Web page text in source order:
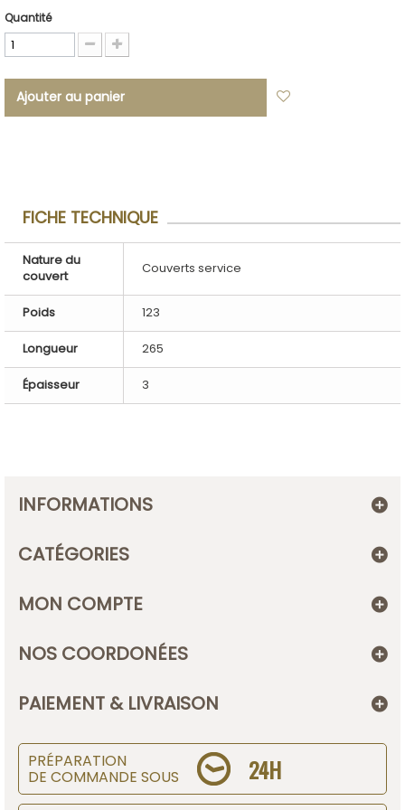
Quantité
Ajouter au panier
FICHE TECHNIQUE
Nature du
couvert
Couverts service
Poids 123
Longueur 265
Épaisseur 3
INFORMATIONS
CATÉGORIES
MON COMPTE
NOS COORDONÉES
PAIEMENT & LIVRAISON
PRÉPARATION
DE COMMANDE SOUS 24H